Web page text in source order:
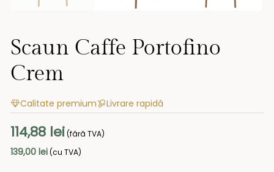
Scaun Caffe Portofino
Crem
Calitate premium Livrare rapidă
114,88 lei(fără TVA)
139,00 lei(cu TVA)